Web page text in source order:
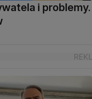
i problemy.